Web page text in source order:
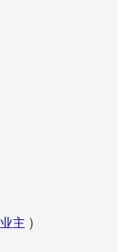
主 )